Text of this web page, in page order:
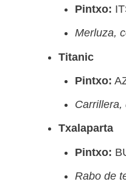
Pintxo:
Merluza,
Titanic
Pintxo:
Carrillera,
Txalaparta
Pintxo:
Rabo de